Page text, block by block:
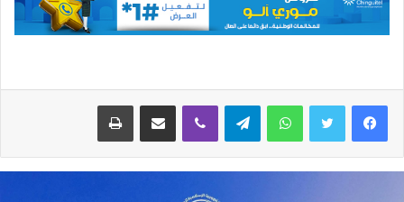
واتساب تيلقرام ڤايبر مشاركة عبر البريد طباعة